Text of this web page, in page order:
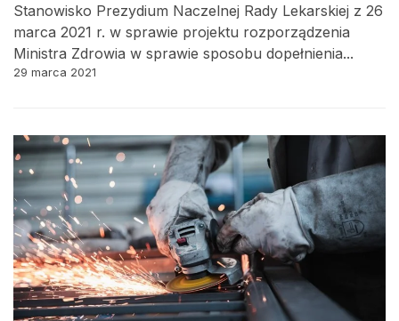
Stanowisko Prezydium Naczelnej Rady Lekarskiej z 26
marca 2021 r. w sprawie projektu rozporządzenia
Ministra Zdrowia w sprawie sposobu dopełnienia...
29 marca 2021